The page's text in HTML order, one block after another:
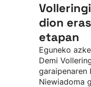
dion
etapan
Eguneko
Demi
garaipenaren
Niewiadoma